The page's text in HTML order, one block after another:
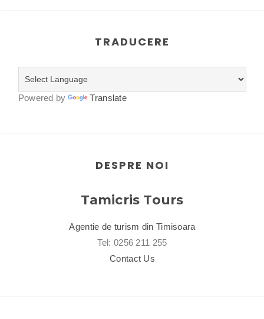
TRADUCERE
Powered by Translate
DESPRE NOI
Tamicris Tours
Agentie de turism din Timisoara
Tel: 0256 211 255
Contact Us